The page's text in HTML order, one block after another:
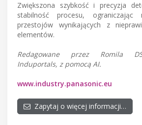
Zwiększona szybkość i precyzja
stabilność procesu,
przestojów wynikających z
elementów.
Redagowane przez Romila
Induportals, z pomocą AI.
www.industry.panasonic.eu
Zapytaj o więcej informacji…